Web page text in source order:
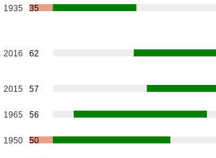
1935 35
2016 62
2015 57
1965 56
1950 50